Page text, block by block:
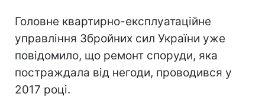
Головне квартирно-експлуатаційне
управління Збройних сил України уже
повідомило, що ремонт споруди, яка
постраждала від негоди, проводився у
2017 році.